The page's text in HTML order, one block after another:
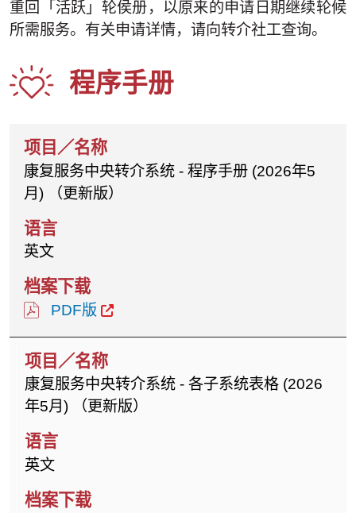
重回「活跃」轮侯册，以原来的申请日期继续轮候
所需服务。有关申请详情，请向转介社工查询。
程序手册
康复服务中央转介系统 - 程序手册 (2026年5
月) （更新版）
英文
PDF版
康复服务中央转介系统 - 各子系统表格 (2026
年5月) （更新版）
英文